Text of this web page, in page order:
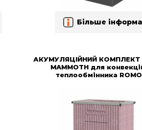
Більше
АКУМУЛЯЦІЙНИЙ КОМПЛЕКТ
MAMMOTH для
теплообмінника